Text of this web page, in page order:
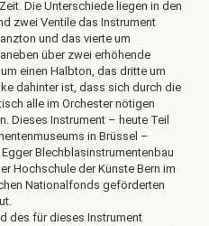
Die Unterschiede liegen in den
zwei Ventile das Instrument
und das vierte um
über zwei erhöhende
einen Halbton, das dritte um
dahinter ist, dass sich durch die
alle im Orchester nötigen
Dieses Instrument – heute Teil
in Brüssel –
Blechblasinstrumentenbau
Hochschule der Künste Bern im
Nationalfonds geförderten
des für dieses Instrument